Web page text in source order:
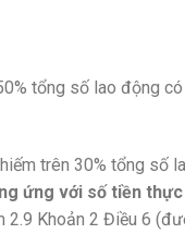
tổng số lao động
trên 30% tổng số
ứng với số tiền
2.9 Khoản 2 Điều 6